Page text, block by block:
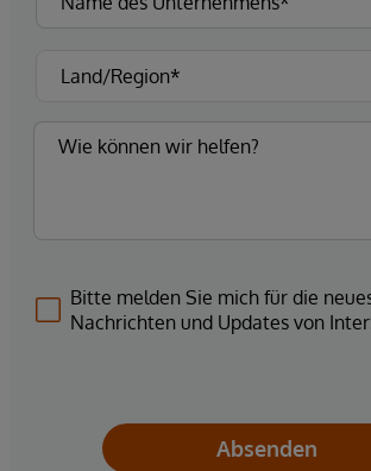
Bitte melden Sie mich für die
Nachrichten und Updates von
Absenden